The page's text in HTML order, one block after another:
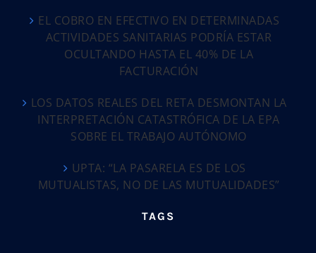
EL COBRO EN EFECTIVO EN DETERMINADAS
ACTIVIDADES SANITARIAS PODRÍA ESTAR
OCULTANDO HASTA EL 40% DE LA
FACTURACIÓN
LOS DATOS REALES DEL RETA DESMONTAN LA
INTERPRETACIÓN CATASTRÓFICA DE LA EPA
SOBRE EL TRABAJO AUTÓNOMO
UPTA: “LA PASARELA ES DE LOS
MUTUALISTAS, NO DE LAS MUTUALIDADES”
TAGS